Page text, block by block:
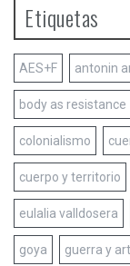
Etiquetas
AES+F antonin
body as resistance
colonialismo
cuerpo y territorio
eulalia valldosera
goya guerra y